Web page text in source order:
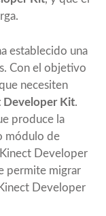
establecido una
Con el objetivo
necesiten
Developer Kit.
produce la
módulo de
Developer
permite migrar
Developer